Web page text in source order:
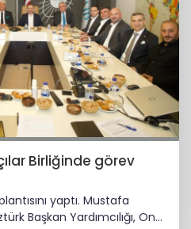
Birliğinde görev
yaptı. Mustafa
Başkan Yardımcılığı, Onur